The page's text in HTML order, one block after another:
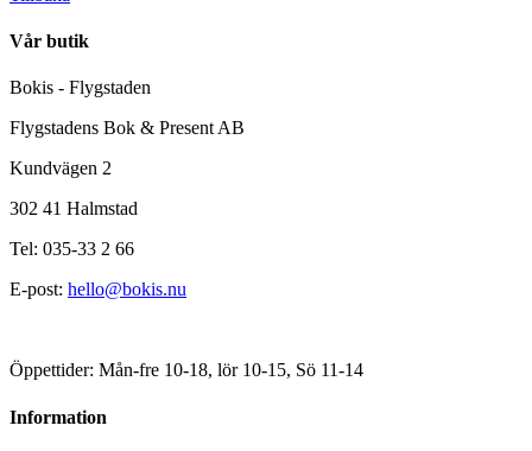
Vår butik
Bokis - Flygstaden
Flygstadens Bok & Present AB
Kundvägen 2
302 41 Halmstad
Tel: 035-33 2 66
E-post: hello@bokis.nu
Öppettider: Mån-fre 10-18, lör 10-15, Sö 11-14
Information